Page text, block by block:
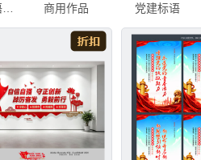
党建标语文化墙 商用作品 党建标语